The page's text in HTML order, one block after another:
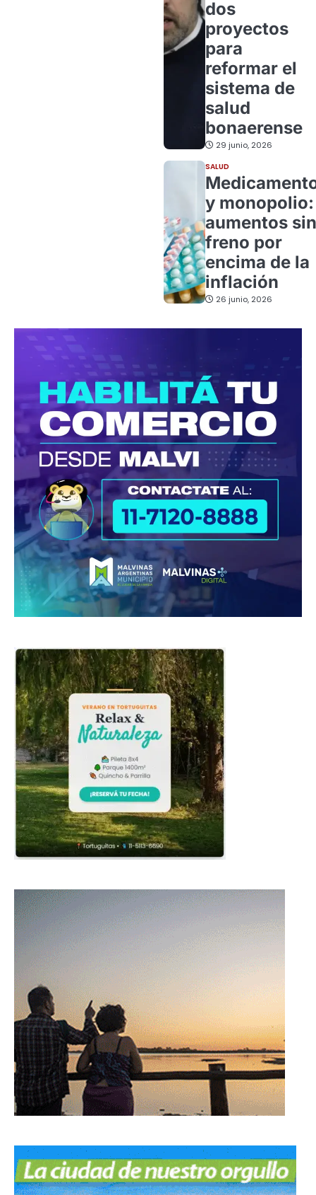
dos
proyectos
para
reformar el
sistema de
salud
bonaerense
29 junio, 2026
SALUD
y monopolio:
aumentos sin
freno por
encima de la
inflación
26 junio, 2026